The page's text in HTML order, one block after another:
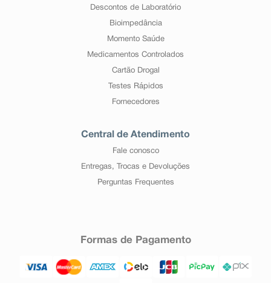
Descontos de Laboratório
Bioimpedância
Momento Saúde
Medicamentos Controlados
Cartão Drogal
Testes Rápidos
Fornecedores
Central de Atendimento
Fale conosco
Entregas, Trocas e Devoluções
Perguntas Frequentes
Formas de Pagamento